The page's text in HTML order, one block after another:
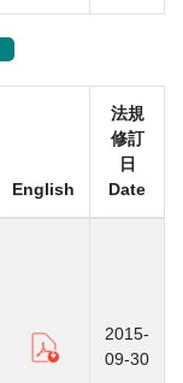
English
法規
修訂
日
Date
2015-
09-30